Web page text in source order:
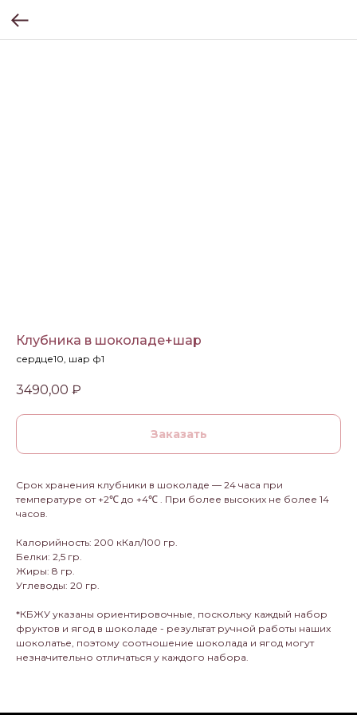
Клубника в шоколаде+шар
сердце10, шар ф1
3490,00 ₽
Заказать
Срок хранения клубники в шоколаде — 24 часа при
температуре от +2℃ до +4℃ . При более высоких не более 14
часов.
Калорийность: 200 кКал/100 гр.
Белки: 2,5 гр.
Жиры: 8 гр.
Углеводы: 20 гр.
*КБЖУ указаны ориентировочные, поскольку каждый набор
фруктов и ягод в шоколаде - результат ручной работы наших
шоколатье, поэтому соотношение шоколада и ягод могут
незначительно отличаться у каждого набора.